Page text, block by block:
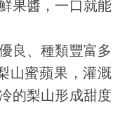
果醬，一口就能
良、種類豐富多
山蜜蘋果，灌溉
的梨山形成甜度